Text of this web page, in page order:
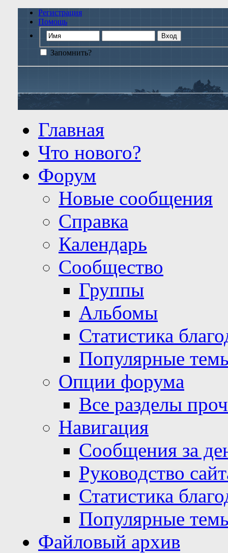
Регистрация
Помощь
Запомнить?
Главная
Что нового?
Форум
Новые сообщения
Справка
Календарь
Сообщество
Группы
Альбомы
Статистика
Популярные
Опции форума
Все разделы
Навигация
Сообщения за
Руководство
Статистика
Популярные
Файловый архив